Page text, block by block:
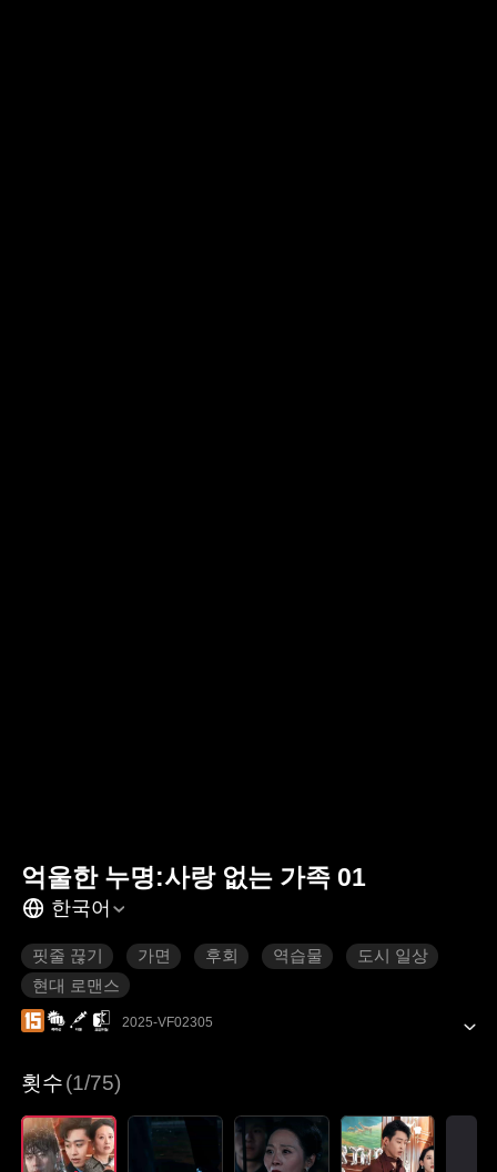
억울한 누명:사랑 없는 가족 01
한국어
핏줄 끊기 가면 후회 역습물
도시 일상
현대 로맨스
2025-VF02305
횟수(1/75)